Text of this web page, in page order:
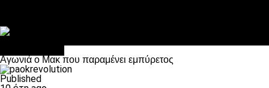
Αγωνιά ο Μακ που παραμένει εμπύρετος
Published